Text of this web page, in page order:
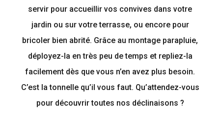
servir pour accueillir vos convives dans votre
jardin ou sur votre terrasse, ou encore pour
bricoler bien abrité. Grâce au montage parapluie,
déployez-la en très peu de temps et repliez-la
facilement dès que vous n’en avez plus besoin.
C’est la tonnelle qu’il vous faut. Qu’attendez-vous
pour découvrir toutes nos déclinaisons ?